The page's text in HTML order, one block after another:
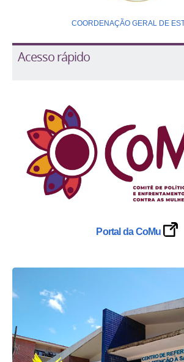
COORDENAÇÃO GERAL DE
Acesso rápido
Portal da CoMu